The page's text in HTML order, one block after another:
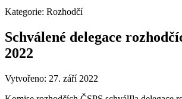
Kategorie: Rozhodčí
Schválené delegace
2022
Vytvořeno: 27. září 2022